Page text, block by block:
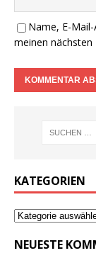
Name, E-
meinen
KATEGORIEN
NEUESTE